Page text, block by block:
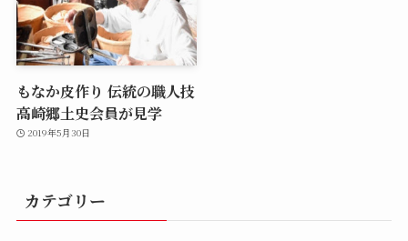
もなか皮作り 伝統の職人技
高崎郷土史会員が見学
2019年5月30日
カテゴリー